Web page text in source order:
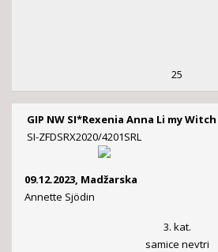
25
GIP NW SI*Rexenia Anna Li my Witch
SI-ZFDSRX2020/4201SRL
09.12.2023, Madžarska
Annette Sjödin
3. kat.
samice nevtri